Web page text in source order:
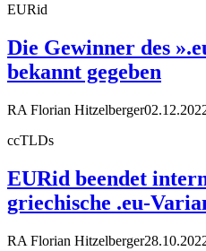
EURid
Die Gewinner des
bekannt gegeben
RA Florian Hitzelberger
ccTLDs
EURid beendet
griechische .eu-
RA Florian Hitzelberger